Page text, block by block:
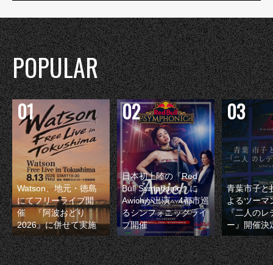
POPULAR
Watson、地元・徳島
にてフリーライブ開
催 『阿波おどり
2026』に併せて実施
日本初上陸の『Red
Bull Symphonic』に
Awichが出演 4都市巡
るシンフォニックライ
ブ開催
青葉市子と
よるツーマ
『二人のレ
ー』開催決